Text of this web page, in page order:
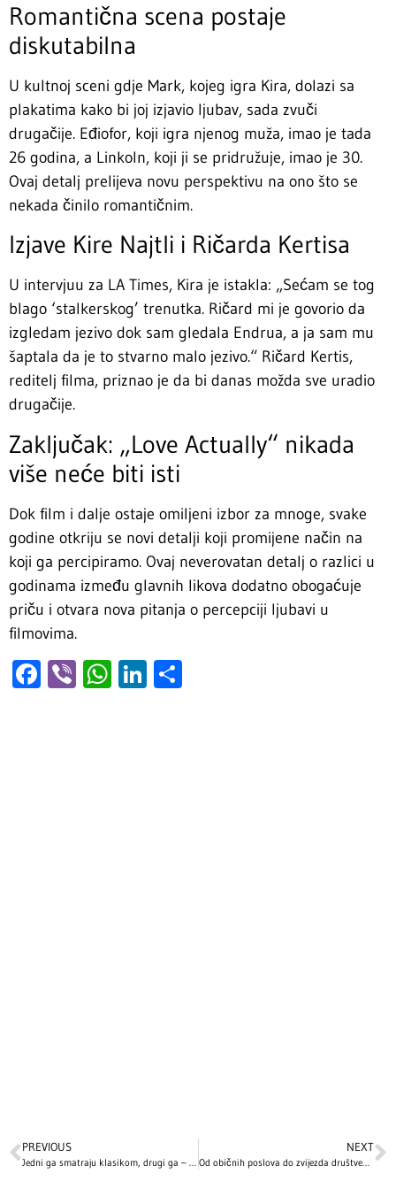
Romantična scena postaje
diskutabilna
U kultnoj sceni gdje Mark, kojeg igra Kira, dolazi sa
plakatima kako bi joj izjavio ljubav, sada zvuči
drugačije. Eđiofor, koji igra njenog muža, imao je tada
26 godina, a Linkoln, koji ji se pridružuje, imao je 30.
Ovaj detalj prelijeva novu perspektivu na ono što se
nekada činilo romantičnim.
Izjave Kire Najtli i Ričarda Kertisa
U intervjuu za LA Times, Kira je istakla: „Sećam se tog
blago ‘stalkerskog’ trenutka. Ričard mi je govorio da
izgledam jezivo dok sam gledala Endrua, a ja sam mu
šaptala da je to stvarno malo jezivo.“ Ričard Kertis,
reditelj filma, priznao je da bi danas možda sve uradio
drugačije.
Zaključak: „Love Actually“ nikada
više neće biti isti
Dok film i dalje ostaje omiljeni izbor za mnoge, svake
godine otkriju se novi detalji koji promijene način na
koji ga percipiramo. Ovaj neverovatan detalj o razlici u
godinama između glavnih likova dodatno obogaćuje
priču i otvara nova pitanja o percepciji ljubavi u
filmovima.
Facebook
ViberWhatsApp
LinkedIn
PREVIOUS
Jedni ga smatraju klasikom, drugi ga – ne podnose! Zašto „Love Actually“ važi za najomraženiji praznični film?
NEXT
Od običnih poslova do zvijezda društvenih mreža: Kako su naši influenseri započeli svoje karijere